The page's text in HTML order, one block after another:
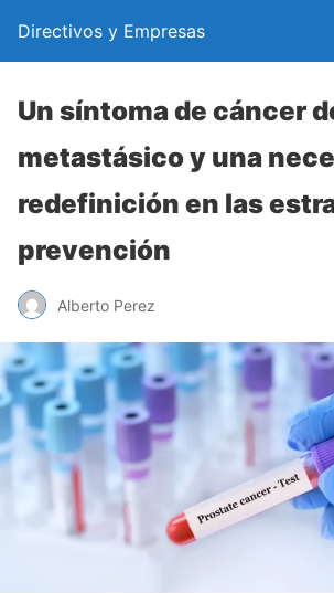
Directivos y Empresas
Un síntoma de cáncer
metastásico y una
redefinición en las
prevención
Alberto Perez